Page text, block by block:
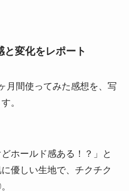
変化をレポート
月間使ってみた感想を、写
。
ホールド感ある！？」と
優しい生地で、チクチク